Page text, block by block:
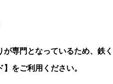
専門となっているため、鉄
をご利用ください。